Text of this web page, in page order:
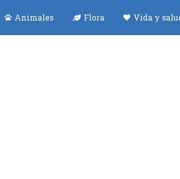
Animales Flora Vida y